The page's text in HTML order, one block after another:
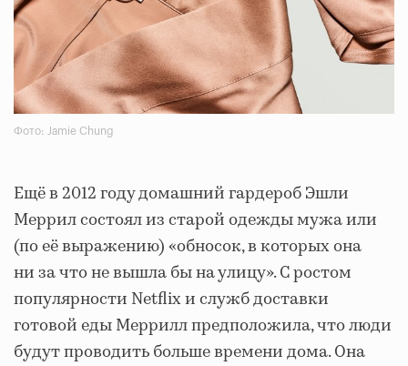
Фото: Jamie Chung
Ещё в 2012 году домашний гардероб Эшли
Меррил состоял из старой одежды мужа или
(по её выражению) «обносок, в которых она
ни за что не вышла бы на улицу». С ростом
популярности Netflix и служб доставки
готовой еды Меррилл предположила, что люди
будут проводить больше времени дома. Она